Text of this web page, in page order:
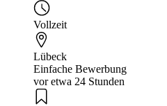
Vollzeit
Lübeck
Einfache Bewerbung
vor etwa 24 Stunden